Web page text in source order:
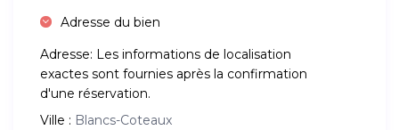
Adresse du bien
Adresse: Les informations de localisation
exactes sont fournies après la confirmation
d'une réservation.
Ville : Blancs-Coteaux